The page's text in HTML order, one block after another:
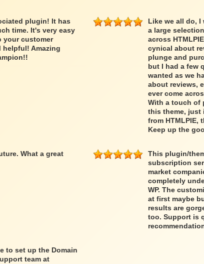
plugin! It has
time. It's very easy
your customer
Amazing
Like we all do,
a large
across
cynical about
plunge and
but I had a few
wanted as we
about reviews,
ever come
With a touch of
this theme, just
from HTMLPIE,
Keep up the
What a great
This plugin/
subscription
market
completely
WP. The
at first maybe
results are
too. Support is
to set up the Domain
team at